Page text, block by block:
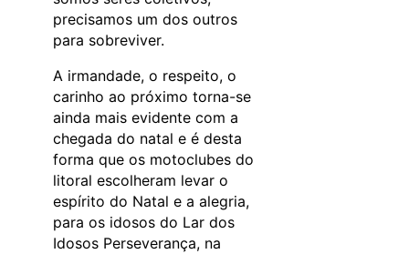
precisamos um dos outros
para sobreviver.
A irmandade, o respeito, o
carinho ao próximo torna-se
ainda mais evidente com a
chegada do natal e é desta
forma que os motoclubes do
litoral escolheram levar o
espírito do Natal e a alegria,
para os idosos do Lar dos
Idosos Perseverança, na